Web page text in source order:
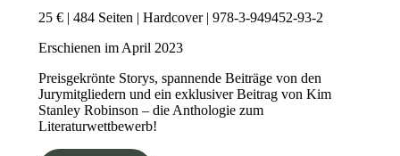
25 € | 484 Seiten | Hardcover | 978-3-949452-93-2
Erschienen im April 2023
Preisgekrönte Storys, spannende Beiträge von den
Jurymitgliedern und ein exklusiver Beitrag von Kim
Stanley Robinson – die Anthologie zum
Literaturwettbewerb!